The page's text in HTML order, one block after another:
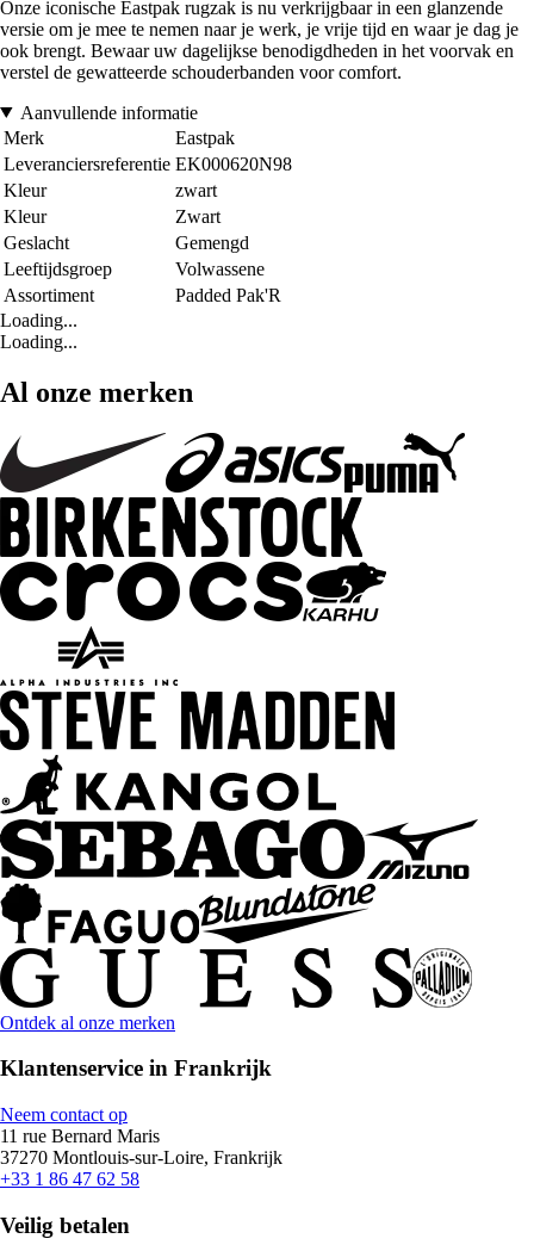
Onze iconische Eastpak rugzak is nu verkrijgbaar in een glanzende
versie om je mee te nemen naar je werk, je vrije tijd en waar je dag je
ook brengt. Bewaar uw dagelijkse benodigdheden in het voorvak en
verstel de gewatteerde schouderbanden voor comfort.
Aanvullende informatie
Merk
Eastpak
Leveranciersreferentie EK000620N98
Kleur
zwart
Kleur
Zwart
Geslacht
Gemengd
Leeftijdsgroep
Volwassene
Assortiment
Padded Pak'R
Loading...
Loading...
Al onze merken
Ontdek al onze merken
Klantenservice in Frankrijk
Neem contact op
11 rue Bernard Maris
37270 Montlouis-sur-Loire, Frankrijk
+33 1 86 47 62 58
Veilig betalen